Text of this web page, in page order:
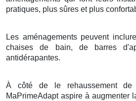
pratiques, plus sûres et plus
Les aménagements peuvent
chaises de bain, de barres
antidérapantes.
À côté de le rehaussement de
MaPrimeAdapt aspire à augmenter